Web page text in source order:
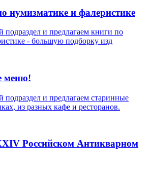
нумизматике и фалеристике
и предлагаем книги по
- большую подборку изд
меню!
и предлагаем старинные
из разных кафе и ресторанов.
Российском Антикварном